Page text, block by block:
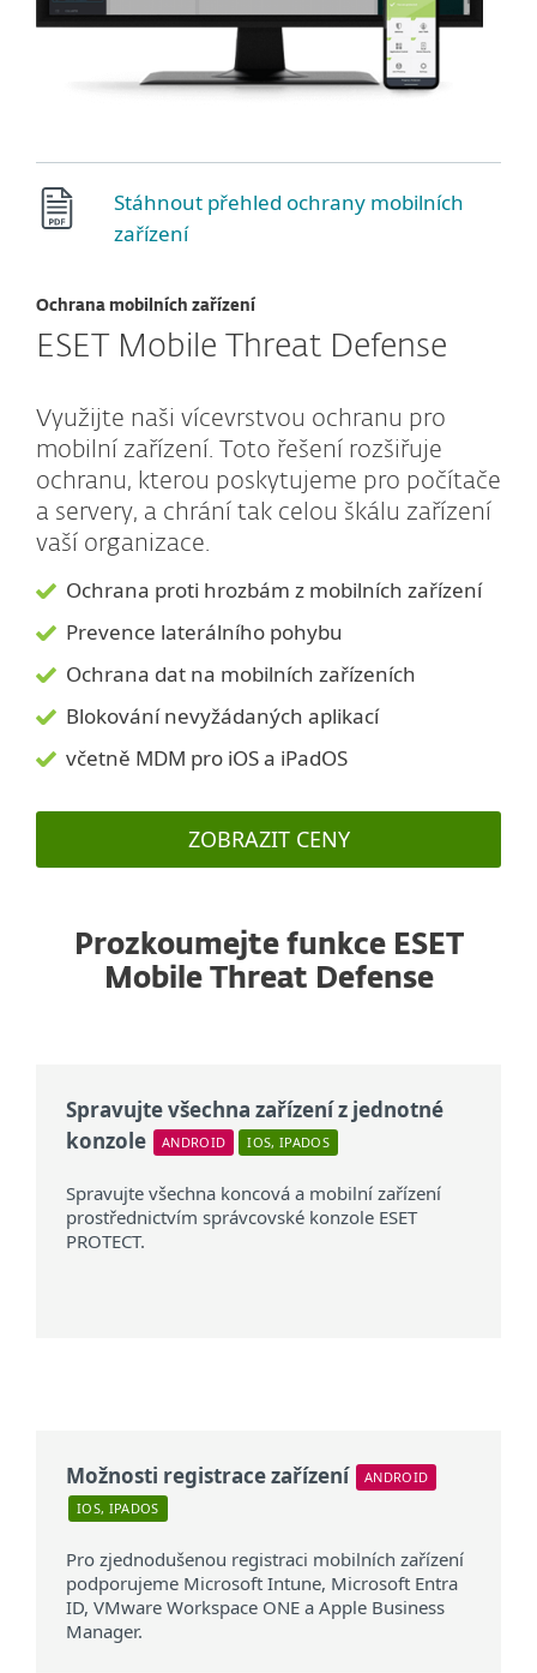
Stáhnout přehled ochrany mobilních
zařízení
Ochrana mobilních zařízení
ESET Mobile Threat Defense
Využijte naši vícevrstvou ochranu pro
mobilní zařízení. Toto řešení rozšiřuje
ochranu, kterou poskytujeme pro počítače
a servery, a chrání tak celou škálu zařízení
vaší organizace.
Ochrana proti hrozbám z mobilních zařízení
Prevence laterálního pohybu
Ochrana dat na mobilních zařízeních
Blokování nevyžádaných aplikací
včetně MDM pro iOS a iPadOS
ZOBRAZIT CENY
Prozkoumejte funkce ESET
Mobile Threat Defense
Spravujte všechna zařízení z jednotné
konzole
ANDROID IOS, IPADOS
Spravujte všechna koncová a mobilní zařízení
prostřednictvím správcovské konzole ESET
PROTECT.
Možnosti registrace zařízení
ANDROID
IOS, IPADOS
Pro zjednodušenou registraci mobilních zařízení
podporujeme Microsoft Intune, Microsoft Entra
ID, VMware Workspace ONE a Apple Business
Manager.